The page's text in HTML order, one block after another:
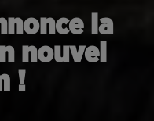
la
nouvel
!